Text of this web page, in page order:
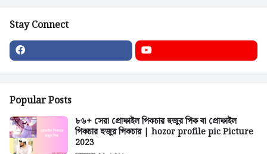
Stay Connect
Popular Posts
৮৬+ সেরা প্রোফাইল পিকচার হুজুর পিক বা প্রোফাইল
পিকচার হুজুর পিকচার | hozor profile pic Picture
2023